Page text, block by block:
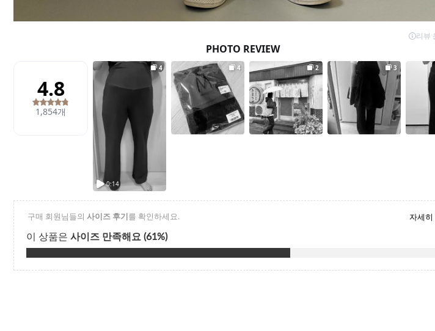
제휴/광고문의
구매금액별사은품
마이페이지
로그인
회원가입
마이페이지
장바구니
개인결제